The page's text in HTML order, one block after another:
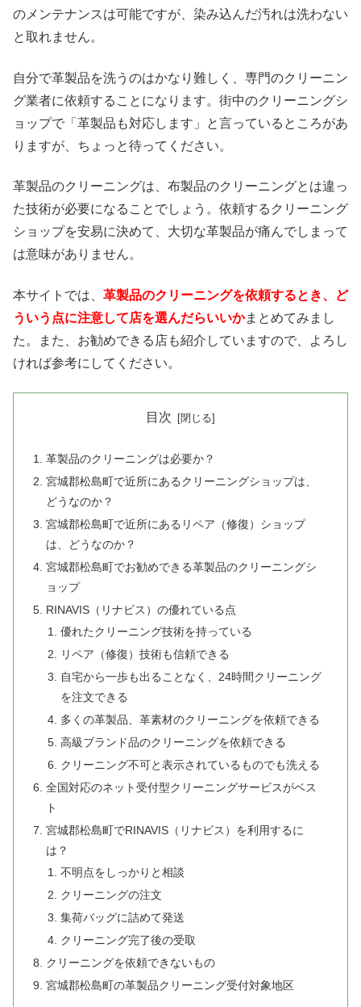
のメンテナンスは可能ですが、染み込んだ汚れは洗わない
と取れません。
自分で革製品を洗うのはかなり難しく、専門のクリーニン
グ業者に依頼することになります。街中のクリーニングシ
ョップで「革製品も対応します」と言っているところがあ
りますが、ちょっと待ってください。
革製品のクリーニングは、布製品のクリーニングとは違っ
た技術が必要になることでしょう。依頼するクリーニング
ショップを安易に決めて、大切な革製品が痛んでしまって
は意味がありません。
本サイトでは、 革製品のクリーニングを依頼するとき、ど
ういう点に注意して店を選んだらいいかまとめてみまし
た。また、お勧めできる店も紹介していますので、よろし
ければ参考にしてください。
目次
革製品のクリーニングは必要か？
宮城郡松島町で近所にあるクリーニングショップは、
どうなのか？
宮城郡松島町で近所にあるリペア（修復）ショップ
は、どうなのか？
宮城郡松島町でお勧めできる革製品のクリーニングシ
ョップ
RINAVIS（リナビス）の優れている点
優れたクリーニング技術を持っている
リペア（修復）技術も信頼できる
自宅から一歩も出ることなく、24時間クリーニング
を注文できる
多くの革製品、革素材のクリーニングを依頼できる
高級ブランド品のクリーニングを依頼できる
クリーニング不可と表示されているものでも洗える
全国対応のネット受付型クリーニングサービスがベス
ト
宮城郡松島町でRINAVIS（リナビス）を利用するに
は？
不明点をしっかりと相談
クリーニングの注文
集荷バッグに詰めて発送
クリーニング完了後の受取
クリーニングを依頼できないもの
宮城郡松島町の革製品クリーニング受付対象地区